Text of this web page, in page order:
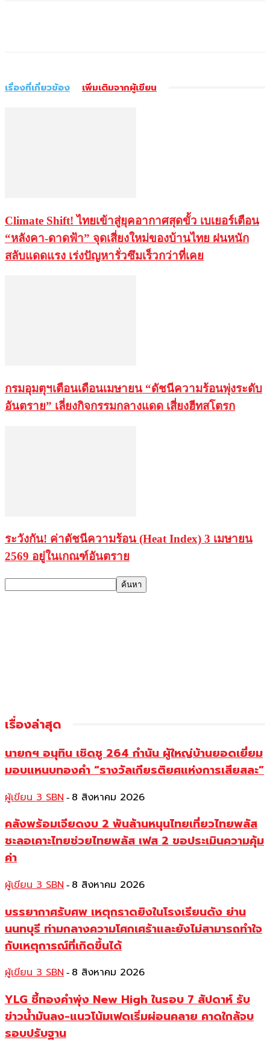
เรื่องที่เกี่ยวข้อง เพิ่มเติมจากผู้เขียน
Climate Shift! ไทยเข้าสู่ยุคอากาศสุดขั้ว เบเยอร์เตือน
“หลังคา-ดาดฟ้า” จุดเสี่ยงใหม่ของบ้านไทย ฝนหนัก
สลับแดดแรง เร่งปัญหารั่วซึมเร็วกว่าที่เคย
กรมอุมตุฯเตือนเดือนเมษายน “ดัชนีความร้อนพุ่งระดับ
อันตราย” เลี่ยงกิจกรรมกลางแดด เสี่ยงฮีทสโตรก
ระวังกัน! ค่าดัชนีความร้อน (Heat Index) 3 เมษายน
2569 อยู่ในเกณฑ์อันตราย
เรื่องล่าสุด
นายกฯ อนุทิน เชิดชู 264 กำนัน ผู้ใหญ่บ้านยอดเยี่ยม
มอบแหนบทองคำ “รางวัลเกียรติยศแห่งการเสียสละ”
ผู้เขียน 3 SBN - 8 สิงหาคม 2026
คลังพร้อมเจียดงบ 2 พันล้านหนุนไทยเที่ยวไทยพลัส
ชะลอเคาะไทยช่วยไทยพลัส เฟส 2 ขอประเมินความคุ้ม
ค่า
ผู้เขียน 3 SBN - 8 สิงหาคม 2026
บรรยากาศรับศพ เหตุกราดยิงในโรงเรียนดัง ย่าน
นนทบุรี ท่ามกลางความโศกเศร้าและยังไม่สามารถทำใจ
กับเหตุการณ์ที่เกิดขึ้นได้
ผู้เขียน 3 SBN - 8 สิงหาคม 2026
YLG ชี้ทองคำพุ่ง New High ในรอบ 7 สัปดาห์ รับ
ข่าวน้ำมันลง-แนวโน้มเฟดเริ่มผ่อนคลาย คาดใกล้จบ
รอบปรับฐาน